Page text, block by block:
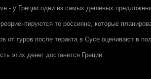
- у Греции одни из самых дешевых
те россияне, которые
от туров после теракта в Сусе оценивают в
этих денег достанется Греции.